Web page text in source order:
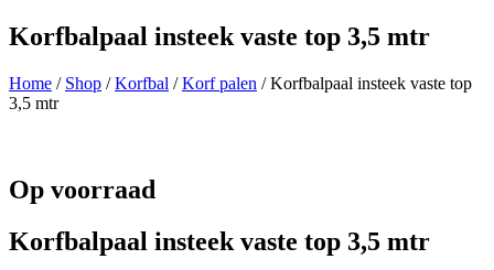
Korfbalpaal insteek vaste top 3,5 mtr
Home / Shop /Korfbal /Korf palen / Korfbalpaal insteek vaste top
3,5 mtr
Op voorraad
Korfbalpaal insteek vaste top 3,5 mtr